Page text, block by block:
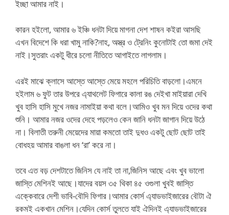
ইচ্ছা আমার নাই।
কারন হইলো, আমার ৬ ইঞ্চি ধনটা দিয়ে মাগনা দেশ শাষন কইরা আসছি
এখন বিদেশে কি ধরা খামু নাকি?নাহ, অস্ত্র ও ট্রেনিং কুনোটাই তো জমা দেই
নাই।সুতরাং একটু ধীরে চলো নীতিতে আগাইতে লাগলাম।
এরই মাঝে ক্লাসে আস্তে আস্তে মেয়ে মহলে পরিচিতি বাড়লো।এমনে
হইলাম ৬ ফুট তার উপরে এ্যাথলেট ফিগারে কালা রঙ দেইখা মাইয়ারা দেখি
খুব হাসি হাসি মুখে নজর নামাইয়া কথা বলে।আমিও খুব মন দিয়ে ওদের কথা
শুনি। আমার নজর ওদের দেহে পড়লেও কেন জানি ধনটা জাগান দিয়ে উঠে
না। বিলাতী তরুনী মেয়েদের মায়া কমতো তাই দুধও একটু ছোট ছোট তাই
বোধহয় আমার বাঙলা ধন ‘রা’ করে না।
তবে এত বড় দেশটাতে জিনিস যে নাই তা না,জিনিস আছে এবং খুব ভালো
জাস্তি মেশিনই আছে।যাদের বয়স ৩৫ থিকা ৪৫ ওগুলা খুবই জাস্তি
এক্কেবারে দেশী ভাবি-বৌদি ফিগার।আমার কোর্স এ্যাডভাইজারের বৌটা ঐ
রকমই একখান মেশিন।যেদিন কোর্স তুলতে যাই ঐদিনই এ্যাডভাইজারের